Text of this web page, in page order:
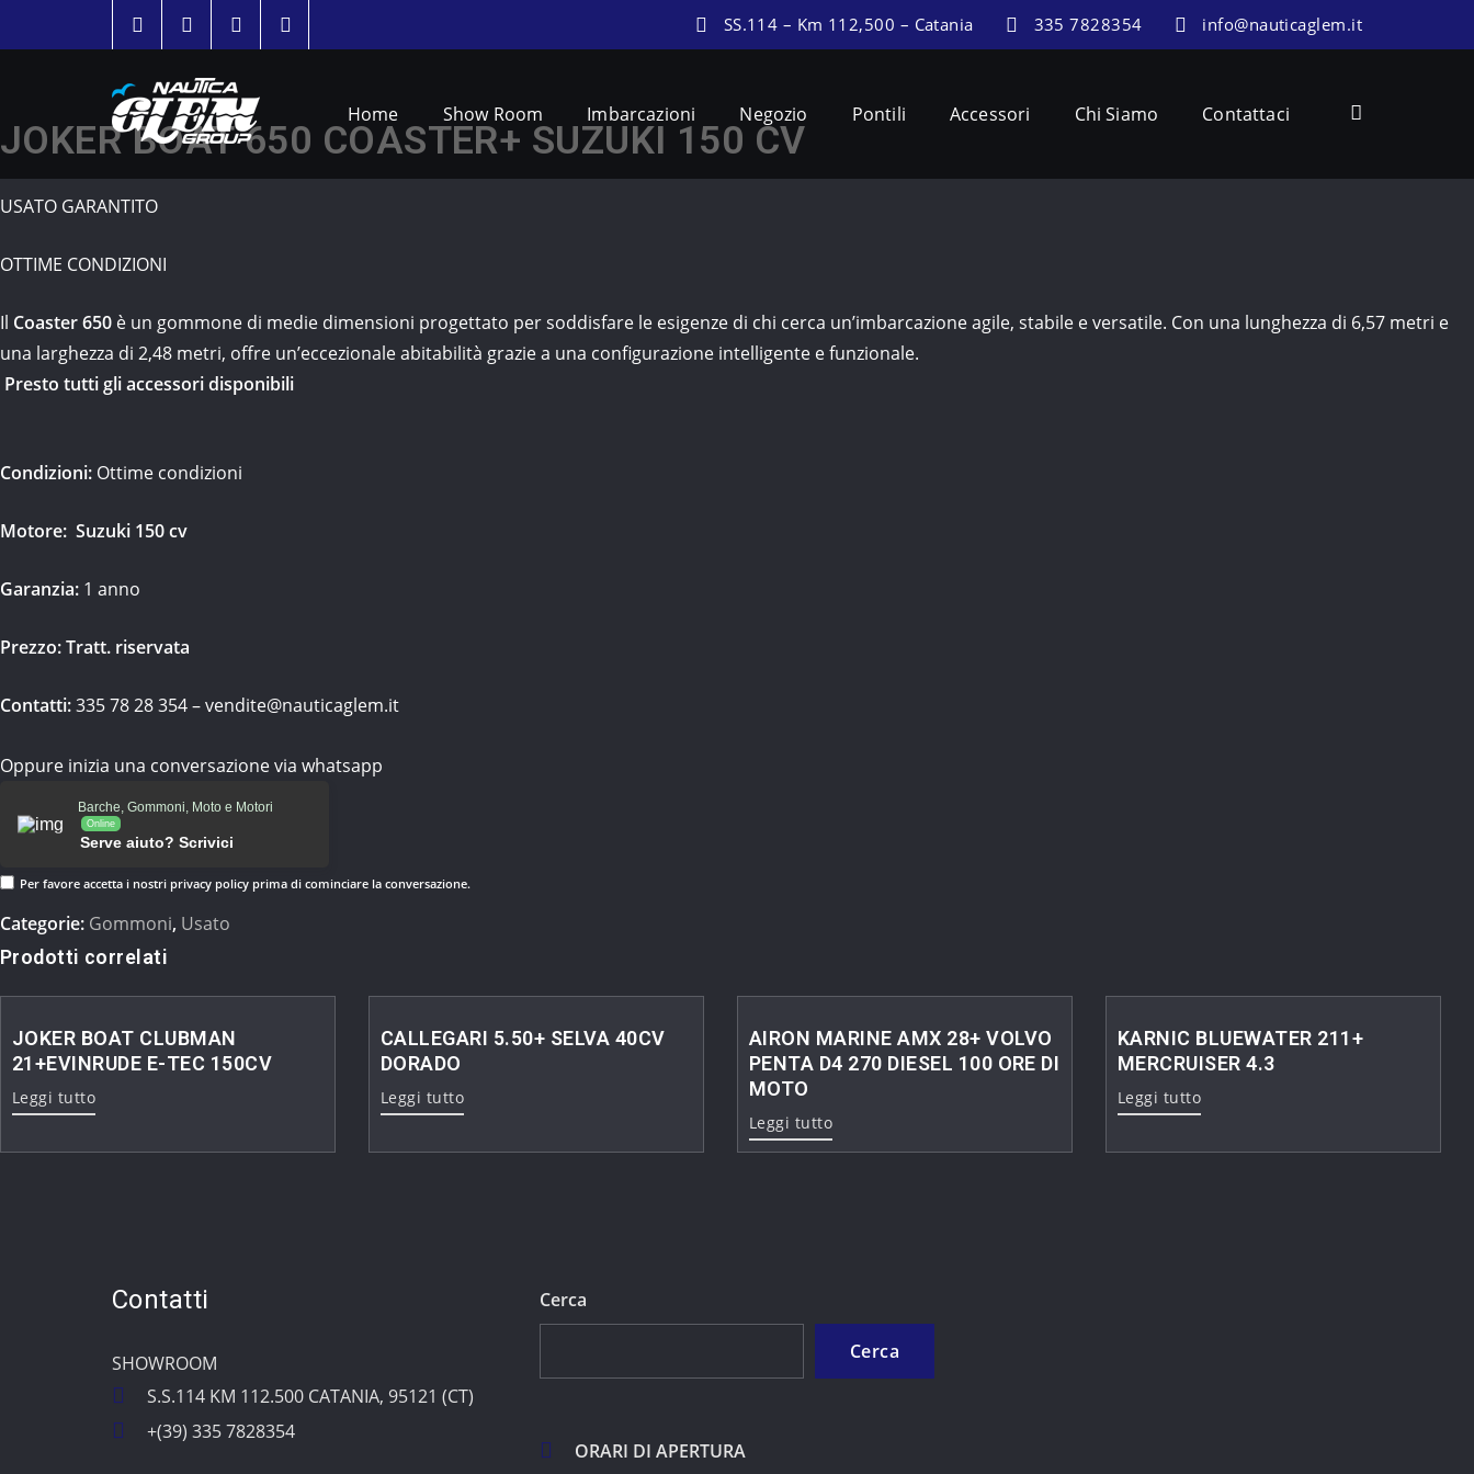
SS.114 – Km 112,500 – Catania 335 7828354 info@nauticaglem.it
Home Show Room Imbarcazioni Negozio Pontili Accessori Chi Siamo Contattaci
JOKER BOAT 650 COASTER+ SUZUKI 150 CV
USATO GARANTITO
OTTIME CONDIZIONI
Il Coaster 650 è un gommone di medie dimensioni progettato per soddisfare le esigenze di chi cerca un’imbarcazione agile, stabile e versatile. Con una lunghezza di 6,57 metri e
una larghezza di 2,48 metri, offre un’eccezionale abitabilità grazie a una configurazione intelligente e funzionale.
Presto tutti gli accessori disponibili
Condizioni: Ottime condizioni
Motore: Suzuki 150 cv
Garanzia: 1 anno
Prezzo:Tratt. riservata
Contatti:335 78 28 354 –vendite@nauticaglem.it
Oppure inizia una conversazione via whatsapp
Barche, Gommoni, Moto e Motori
Online
Serve aiuto? Scrivici
Per favore accetta i nostri privacy policy prima di cominciare la conversazione.
Categorie: Gommoni, Usato
Prodotti correlati
JOKER BOAT CLUBMAN
21+EVINRUDE E-TEC 150CV
Leggi tutto
CALLEGARI 5.50+ SELVA 40CV
DORADO
Leggi tutto
AIRON MARINE AMX 28+ VOLVO
PENTA D4 270 DIESEL 100 ORE DI
MOTO
Leggi tutto
KARNIC BLUEWATER 211+
MERCRUISER 4.3
Leggi tutto
Contatti
SHOWROOM
S.S.114 KM 112.500 CATANIA, 95121 (CT)
+(39) 335 7828354
Cerca
Cerca
ORARI DI APERTURA